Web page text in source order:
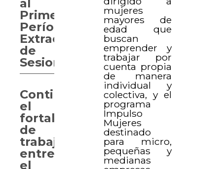
mujeres
mayores de
edad que
buscan
emprender y
trabajar por
cuenta propia
de manera
individual y
colectiva, y el
programa
Impulso
Mujeres
destinado
para micro,
pequeñas y
medianas
al
Primer
Período
Extraordinario
de
Sesiones
Continúa
el
fortalecimiento
de
trabajo
entre
el